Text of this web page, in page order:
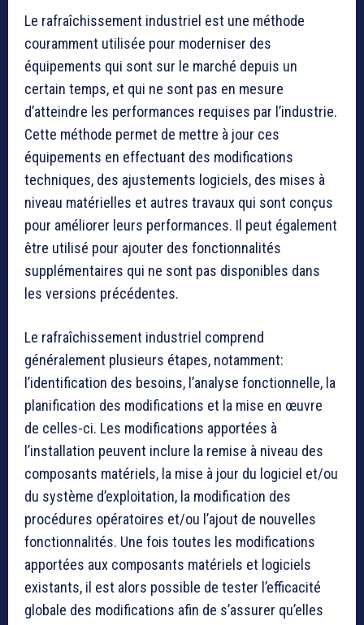
Le rafraîchissement industriel est une méthode
couramment utilisée pour moderniser des
équipements qui sont sur le marché depuis un
certain temps, et qui ne sont pas en mesure
d’atteindre les performances requises par l’industrie.
Cette méthode permet de mettre à jour ces
équipements en effectuant des modifications
techniques, des ajustements logiciels, des mises à
niveau matérielles et autres travaux qui sont conçus
pour améliorer leurs performances. Il peut également
être utilisé pour ajouter des fonctionnalités
supplémentaires qui ne sont pas disponibles dans
les versions précédentes.
Le rafraîchissement industriel comprend
généralement plusieurs étapes, notamment:
l’identification des besoins, l’analyse fonctionnelle, la
planification des modifications et la mise en œuvre
de celles-ci. Les modifications apportées à
l’installation peuvent inclure la remise à niveau des
composants matériels, la mise à jour du logiciel et/ou
du système d’exploitation, la modification des
procédures opératoires et/ou l’ajout de nouvelles
fonctionnalités. Une fois toutes les modifications
apportées aux composants matériels et logiciels
existants, il est alors possible de tester l’efficacité
globale des modifications afin de s’assurer qu’elles